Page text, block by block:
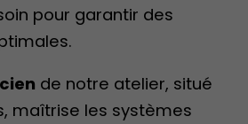
pour garantir des
de notre atelier, situé
maîtrise les systèmes